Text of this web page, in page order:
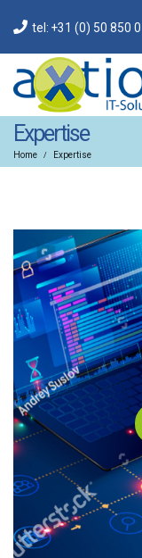
tel: +31 (0) 50 850
Expertise
Home / Expertise